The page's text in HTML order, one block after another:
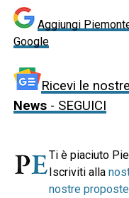
Aggiungi
Google
Ricevi le
News- SEGUICI
Ti è piaciuto
Iscriviti alla
nostre